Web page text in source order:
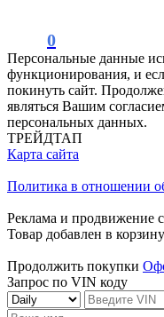
0
Персональные данные
функционирования, и
покинуть сайт.
являться Вашим
персональных данных.
ТРЕЙДТАП
Карта сайта
Политика в отношении
Реклама и продвижение
Товар добавлен в корзину
Продолжить покупки
Запрос по VIN коду